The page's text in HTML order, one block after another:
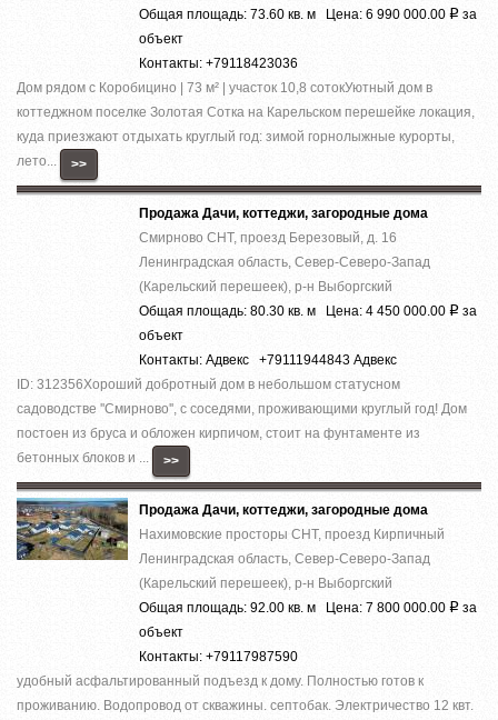
Общая площадь: 73.60 кв. м Цена: 6 990 000.00 Р за
объект
Контакты: +79118423036
Дом рядом с Коробицино | 73 м² | участок 10,8 сотокУютный дом в
коттеджном поселке Золотая Сотка на Карельском перешейке локация,
куда приезжают отдыхать круглый год: зимой горнолыжные курорты,
лето...
>>
Продажа Дачи, коттеджи, загородные дома
Смирново СНТ, проезд Березовый, д. 16
Ленинградская область, Север-Северо-Запад
(Карельский перешеек), р-н Выборгский
Общая площадь: 80.30 кв. м Цена: 4 450 000.00 Р за
объект
Контакты: Адвекс +79111944843 Адвекс
ID: 312356Хороший добротный дом в небольшом статусном
садоводстве ''Смирново'', с соседями, проживающими круглый год! Дом
постоен из бруса и обложен кирпичом, стоит на фунтаменте из
бетонных блоков и ...
>>
Продажа Дачи, коттеджи, загородные дома
Нахимовские просторы СНТ, проезд Кирпичный
Ленинградская область, Север-Северо-Запад
(Карельский перешеек), р-н Выборгский
Общая площадь: 92.00 кв. м Цена: 7 800 000.00 Р за
объект
Контакты: +79117987590
удобный асфальтированный подъезд к дому. Полностью готов к
проживанию. Водопровод от скважины. септобак. Электричество 12 квт.